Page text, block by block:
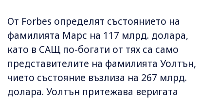
От Forbes определят състоянието на
фамилията Марс на 117 млрд. долара,
като в САЩ по-богати от тях са само
представителите на фамилията Уолтън,
чието състояние възлиза на 267 млрд.
долара. Уолтън притежава веригата